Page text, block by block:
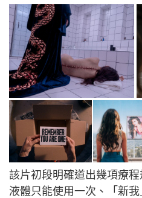
該片初段明確道出幾項療
液體只能使用一次、「新